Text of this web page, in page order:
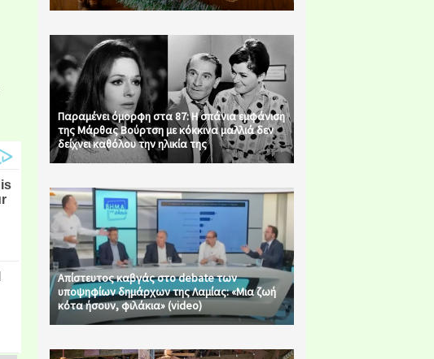
Παραμένει όμορφη στα 87: Η σπάνια εμφάνιση
της Μάρθας Βούρτση με κόκκινα μαλλιά δεν
δείχνει καθόλου την ηλικία της
Απίστευτος καβγάς στο debate των
υποψηφίων δημάρχων της Λαμίας: «Μια ζωή
κότα ήσουν, φιλάκια» (video)